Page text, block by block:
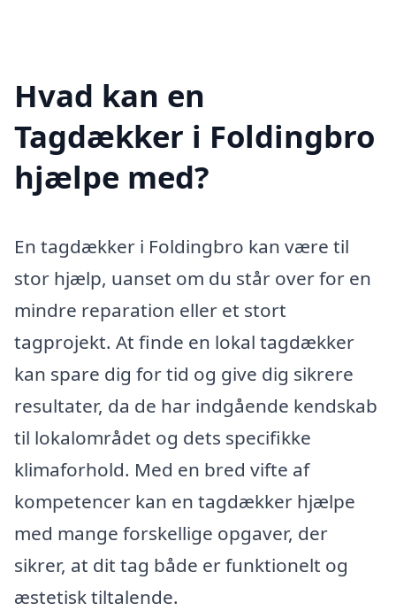
Hvad kan en
Tagdækker i Foldingbro
hjælpe med?
En tagdækker i Foldingbro kan være til
stor hjælp, uanset om du står over for en
mindre reparation eller et stort
tagprojekt. At finde en lokal tagdækker
kan spare dig for tid og give dig sikrere
resultater, da de har indgående kendskab
til lokalområdet og dets specifikke
klimaforhold. Med en bred vifte af
kompetencer kan en tagdækker hjælpe
med mange forskellige opgaver, der
sikrer, at dit tag både er funktionelt og
æstetisk tiltalende.